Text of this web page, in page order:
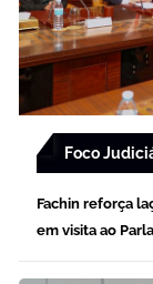
Foco
Fachin reforça
em visita ao